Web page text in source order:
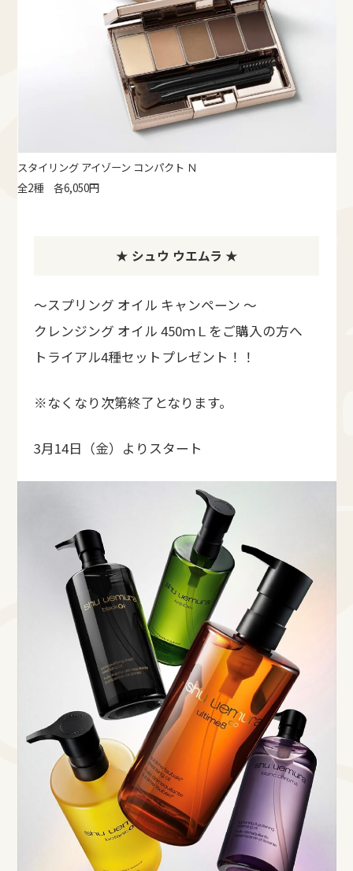
スタイリング アイゾーン コンパクト Ｎ
全2種 各6,050円
★ シュウ ウエムラ ★
～スプリング オイル キャンペーン ～
クレンジング オイル 450ｍＬをご購入の方へ
トライアル4種セットプレゼント！！
※なくなり次第終了となります。
3月14日（金）よりスタート